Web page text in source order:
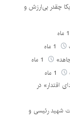
چقدر بی‌ارزش و
اقتدار» در
شهید رئیسی و